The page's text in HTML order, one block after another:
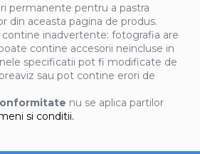
permanente pentru a pastra
din aceasta pagina de produs.
inadvertente: fotografia are
contine accesorii neincluse in
specificatii pot fi modificate de
sau pot contine erori de
nu se aplica partilor
si conditii.